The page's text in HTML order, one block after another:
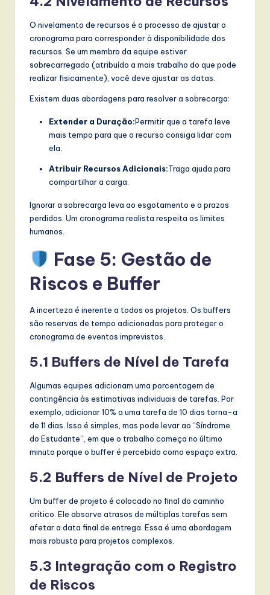
O nivelamento de recursos é o processo de ajustar o
cronograma para corresponder à disponibilidade dos
recursos. Se um membro da equipe estiver
sobrecarregado (atribuído a mais trabalho do que pode
realizar fisicamente), você deve ajustar as datas.
Existem duas abordagens para resolver a sobrecarga:
Extender a Duração:Permitir que a tarefa leve
mais tempo para que o recurso consiga lidar com
ela.
Atribuir Recursos Adicionais:Traga ajuda para
compartilhar a carga.
Ignorar a sobrecarga leva ao esgotamento e a prazos
perdidos. Um cronograma realista respeita os limites
humanos.
Fase 5: Gestão de
Riscos e Buffer
A incerteza é inerente a todos os projetos. Os buffers
são reservas de tempo adicionadas para proteger o
cronograma de eventos imprevistos.
5.1 Buffers de Nível de Tarefa
Algumas equipes adicionam uma porcentagem de
contingência às estimativas individuais de tarefas. Por
exemplo, adicionar 10% a uma tarefa de 10 dias torna-a
de 11 dias. Isso é simples, mas pode levar ao “Síndrome
do Estudante”, em que o trabalho começa no último
minuto porque o buffer é percebido como espaço extra.
5.2 Buffers de Nível de Projeto
Um buffer de projeto é colocado no final do caminho
crítico. Ele absorve atrasos de múltiplas tarefas sem
afetar a data final de entrega. Essa é uma abordagem
mais robusta para projetos complexos.
5.3 Integração com o Registro
de Riscos